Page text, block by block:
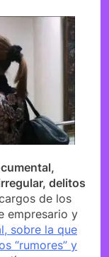
delitos
de los
empresario y
sobre la que
“rumores” y